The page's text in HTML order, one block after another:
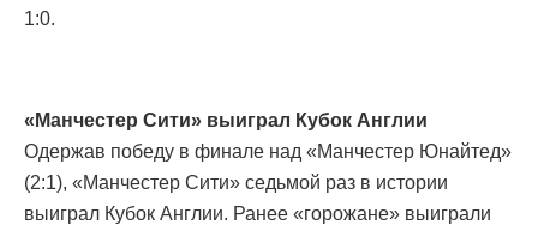
1:0.
«Манчестер Сити» выиграл Кубок Англии
Одержав победу в финале над «Манчестер Юнайтед»
(2:1), «Манчестер Сити» седьмой раз в истории
выиграл Кубок Англии. Ранее «горожане» выиграли